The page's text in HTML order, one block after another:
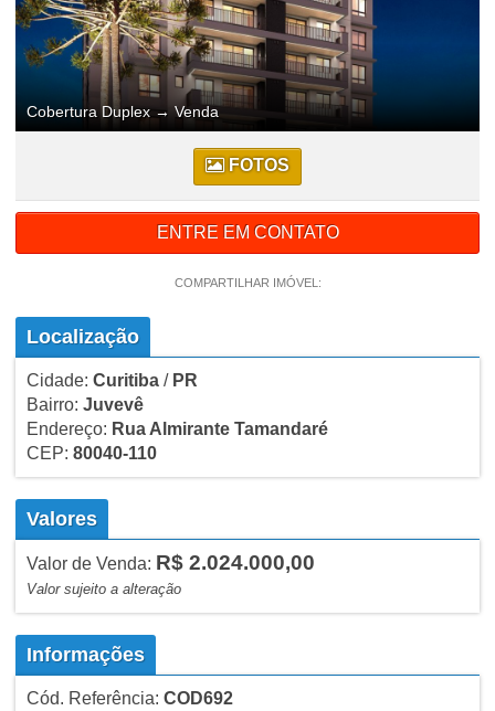
Cobertura Duplex→Venda
FOTOS
ENTRE EM CONTATO
COMPARTILHAR IMÓVEL:
Localização
Cidade: Curitiba/ PR
Bairro: Juvevê
Endereço: Rua Almirante Tamandaré
CEP: 80040-110
Valores
Valor de Venda: R$ 2.024.000,00
Valor sujeito a alteração
Informações
Cód. Referência: COD692